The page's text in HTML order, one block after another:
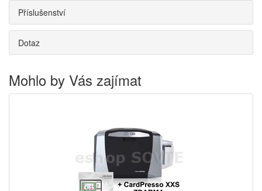
Příslušenství
Dotaz
Mohlo by Vás zajímat